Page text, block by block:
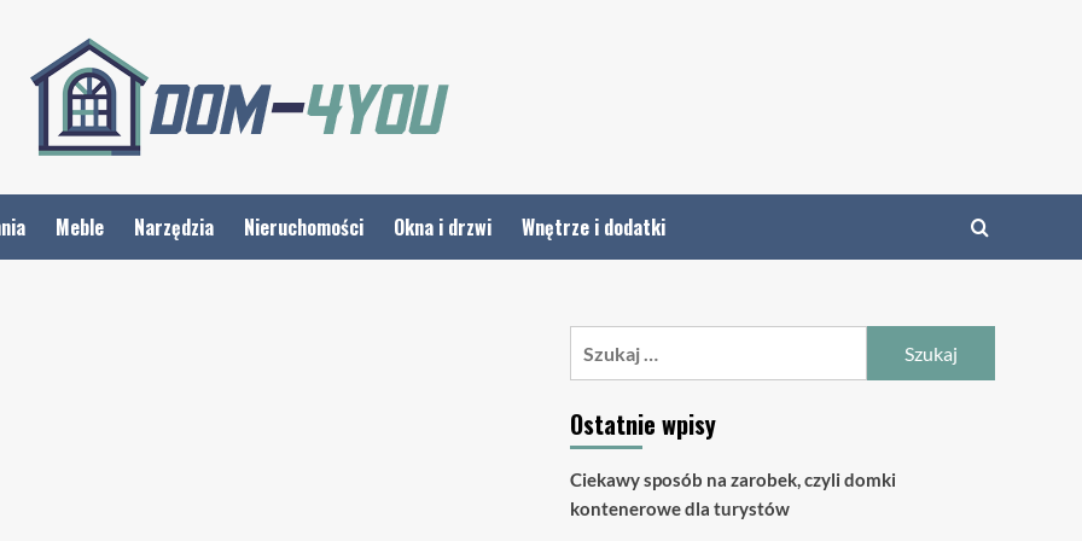
Meble Narzędzia Nieruchomości Okna i drzwi Wnętrze i dodatki
Ostatnie wpisy
Ciekawy sposób na zarobek, czyli domki
kontenerowe dla turystów